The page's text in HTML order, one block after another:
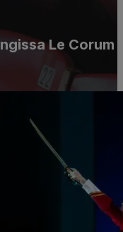
Le Corum